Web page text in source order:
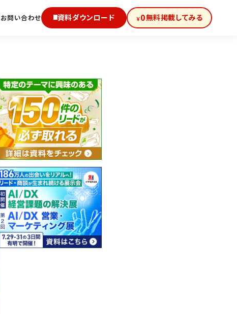
お問い合わせ 資料ダウンロード ￥0無料掲載してみる